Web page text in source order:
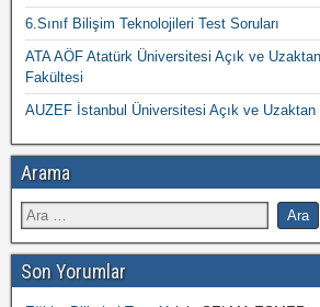
6.Sınıf Bilişim Teknolojileri Test Soruları
ATA AÖF Atatürk Üniversitesi Açık ve
Fakültesi
AUZEF İstanbul Üniversitesi Açık ve
Arama
Son Yorumlar